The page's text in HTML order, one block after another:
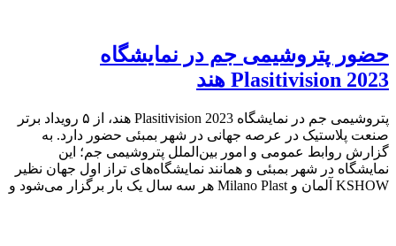
حضور پتروشیمی جم در نمایشگاه
Plasitivision 2023 هند
پتروشیمی جم در نمایشگاه Plasitivision 2023 هند، از ۵ رویداد برتر
صنعت پلاستیک در عرصه جهانی در شهر بمبئی حضور دارد. به
گزارش روابط عمومی و امور بین‌الملل پتروشیمی جم؛ این
نمایشگاه در شهر بمبئی و همانند نمایشگاه‌های تراز اول جهان نظیر
KSHOW آلمان و Milano Plast هر سه سال یک بار برگزار می‌شود و